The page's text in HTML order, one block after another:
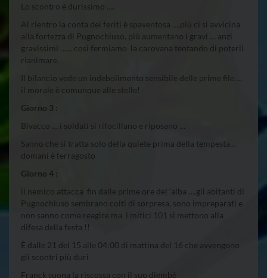
Lo scontro è durissimo ….
Al rientro la conta dei feriti è spaventosa ….più ci si avvicina
alla fortezza di Pugnochiuso, più aumentano i gravi … anzi
gravissimi …… così fermiamo la carovana tentando di poterli
rianimare.
Il bilancio vede un indebolimento sensibile delle prime file …
il morale è comunque alle stelle!
Giorno 3 :
Bivacco … i soldati si rifocillano e riposano …
Sanno che si tratta solo della quiete prima della tempesta…
domani è ferragosto
Giorno 4 :
il nemico attacca fin dalle prime ore del ‘alba ….gli abitanti di
Pugnochiuso sembrano colti di sorpresa, sono impreparati e
non sanno come reagire ma i mitici 101 si mettono alla
difesa della festa !!
È dalle 21 del 15 alle 04:00 di mattina del 16 che avvengono
gli scontri più duri
Franck suona la riscossa con il suo djembè